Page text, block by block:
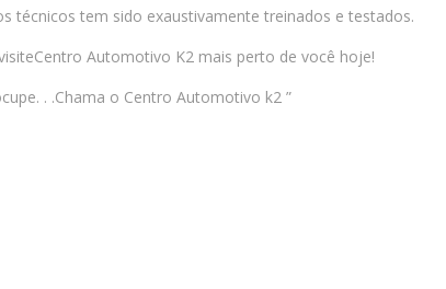
técnicos tem sido exaustivamente treinados e testados.
Automotivo K2 mais perto de você hoje!
. .Chama o Centro Automotivo k2 ”